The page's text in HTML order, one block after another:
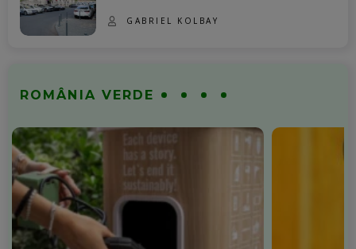
GABRIEL KOLBAY
ROMÂNIA VERDE